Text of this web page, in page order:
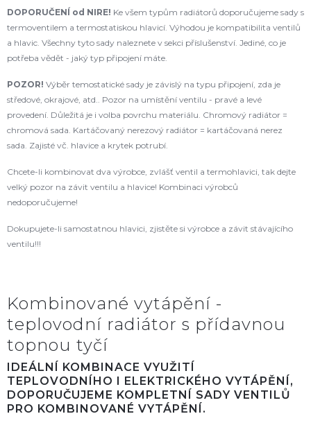
DOPORUČENÍ od NIRE! Ke všem typům radiátorů doporučujeme sady s
termoventilem a termostatiskou hlavicí. Výhodou je kompatibilita ventilů
a hlavic. Všechny tyto sady naleznete v sekci příslušenství. Jediné, co je
potřeba vědět - jaký typ připojení máte.
POZOR! Výběr temostatické sady je závislý na typu připojení, zda je
středové, okrajové, atd.. Pozor na umístění ventilu - pravé a levé
provedení. Důležitá je i volba povrchu materiálu. Chromový radiátor =
chromová sada. Kartáčovaný nerezový radiátor = kartáčovaná nerez
sada. Zajisté vč. hlavice a krytek potrubí.
Chcete-li kombinovat dva výrobce, zvlášť ventil a termohlavici, tak dejte
velký pozor na závit ventilu a hlavice! Kombinaci výrobců
nedoporučujeme!
Dokupujete-li samostatnou hlavici, zjistěte si výrobce a závit stávajícího
ventilu!!!
Kombinované vytápění -
teplovodní radiátor s přídavnou
topnou tyčí
IDEÁLNÍ KOMBINACE VYUŽITÍ
TEPLOVODNÍHO I ELEKTRICKÉHO VYTÁPĚNÍ,
DOPORUČUJEME KOMPLETNÍ SADY VENTILŮ
PRO KOMBINOVANÉ VYTÁPĚNÍ.